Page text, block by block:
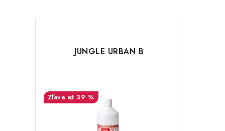
JUNGLE URBAN B
až 39 %